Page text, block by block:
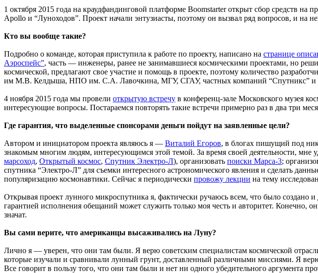
1 октября 2015 года на краудфандинговой платформе Boomstarter открыт сбор средств на
Apollo и “Луноходов”. Проект начали энтузиасты, поэтому он вызвал ряд вопросов, и на
Кто вы вообще такие?
Подробно о команде, которая приступила к работе по проекту, написано на странице
Аэроспейс”, часть — инженеры, ранее не занимавшиеся космическими проектами, но
космической, предлагают свое участие и помощь в проекте, поэтому количество
им М.В. Келдыша, НПО им. С.А. Лавочкина, МГУ, СГАУ, частных компаний “Спутникс”
4 ноября 2015 года мы провели открытую встречу в конференц-зале Московского музея
интересующие вопросы. Постараемся повторять такие встречи примерно раз в два три
Где гарантия, что выделенные спонсорами деньги пойдут на заявленные цели?
Автором и инициатором проекта являюсь я — Виталий Егоров, в блогах пишущий под
знакомым многим людям, интересующимся этой темой. За время своей деятельности, мне
марсоход, Открытый космос, Спутник Электро-Л), организовать поиски Марса-3;
спутника “Электро-Л” для съемки интересного астрономического явления и сделать
популяризацию космонавтики. Сейчас я периодически провожу лекции на тему
Открывая проект лунного микроспутника я, фактически ручаюсь всем, что было
гарантией исполнения обещаний может служить только моя честь и авторитет. Конечно,
значат.
Вы сами верите, что американцы высаживались на Луну?
Лично я — уверен, что они там были. Я верю советским специалистам космической
которые изучали и сравнивали лунный грунт, доставленный различными миссиями. Я
Все говорит в пользу того, что они там были и нет ни одного убедительного аргумента